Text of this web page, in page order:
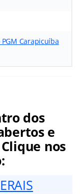
Carapicuíba
dos
e
nos